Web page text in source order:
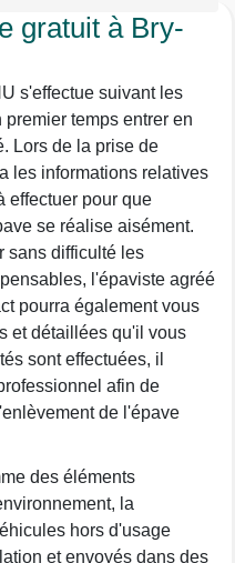
gratuit à Bry-
s'effectue suivant les
temps entrer en
Lors de la prise de
les informations relatives
effectuer pour que
se réalise aisément.
sans difficulté les
l'épaviste agréé
pourra également vous
et détaillées qu'il vous
sont effectuées, il
afin de
de l'épave
des éléments
la
hors d'usage
et envoyés dans des